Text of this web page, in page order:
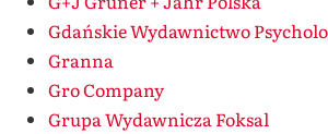
Gdańskie Wydawnictwo
Granna
Gro Company
Grupa Wydawnicza Foksal